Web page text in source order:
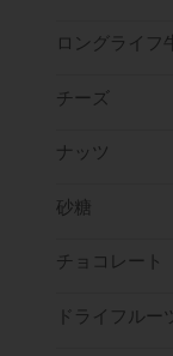
ロングライフ
チーズ
ナッツ
砂糖
チョコレート
ドライフルー